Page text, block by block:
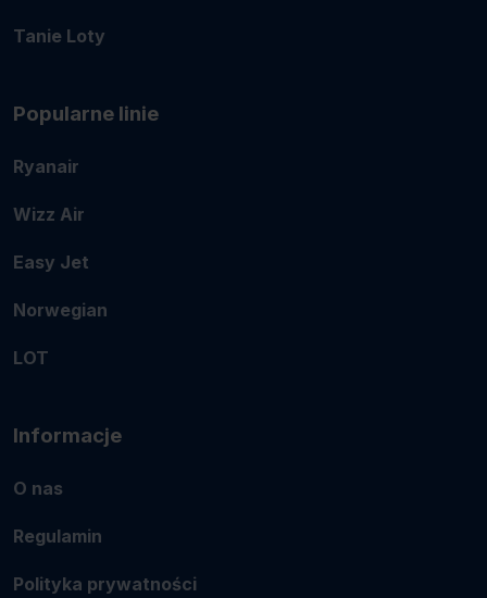
Tanie Loty
Popularne linie
Ryanair
Wizz Air
Easy Jet
Norwegian
LOT
Informacje
O nas
Regulamin
Polityka prywatności